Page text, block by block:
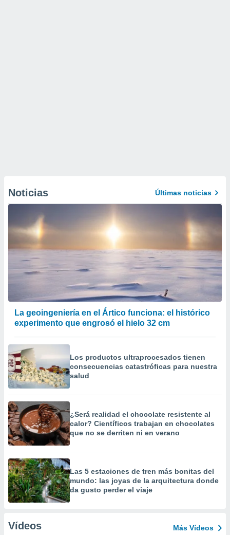
Noticias Últimas noticias
La geoingeniería en el Ártico funciona: el histórico
experimento que engrosó el hielo 32 cm
Los productos ultraprocesados ​​tienen
consecuencias catastróficas para nuestra
salud
¿Será realidad el chocolate resistente al
calor? Científicos trabajan en chocolates
que no se derriten ni en verano
Las 5 estaciones de tren más bonitas del
mundo: las joyas de la arquitectura donde
da gusto perder el viaje
Vídeos Más Vídeos